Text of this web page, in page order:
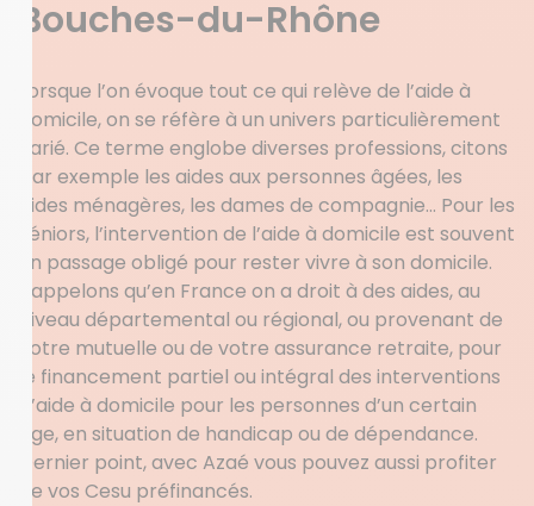
Bouches-du-Rhône
Lorsque l’on évoque tout ce qui relève de l’aide à
domicile, on se réfère à un univers particulièrement
varié. Ce terme englobe diverses professions, citons
par exemple les aides aux personnes âgées, les
aides ménagères, les dames de compagnie… Pour les
séniors, l’intervention de l’aide à domicile est souvent
un passage obligé pour rester vivre à son domicile.
Rappelons qu’en France on a droit à des aides, au
niveau départemental ou régional, ou provenant de
votre mutuelle ou de votre assurance retraite, pour
le financement partiel ou intégral des interventions
d’aide à domicile pour les personnes d’un certain
âge, en situation de handicap ou de dépendance.
Dernier point, avec Azaé vous pouvez aussi profiter
de vos Cesu préfinancés.